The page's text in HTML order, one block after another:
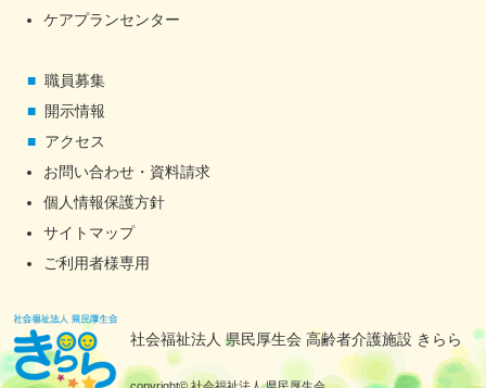
ケアプランセンター
職員募集
開示情報
アクセス
お問い合わせ・資料請求
個人情報保護方針
サイトマップ
ご利用者様専用
社会福祉法人 県民厚生会 高齢者介護施設 きらら